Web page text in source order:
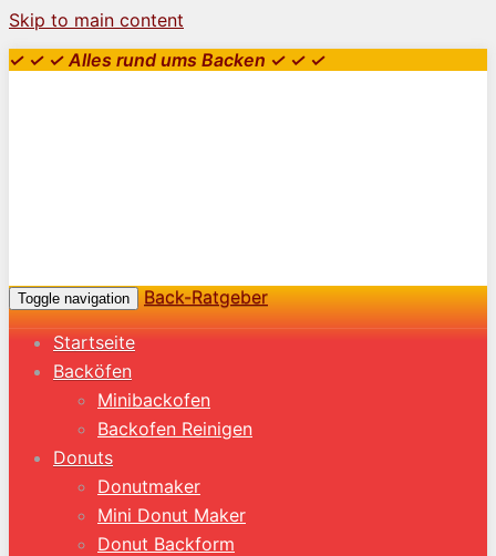
Skip to main content
✓ ✓ ✓ Alles rund ums Backen ✓ ✓ ✓
Toggle navigation Back-Ratgeber
Startseite
Backöfen
Minibackofen
Backofen Reinigen
Donuts
Donutmaker
Mini Donut Maker
Donut Backform